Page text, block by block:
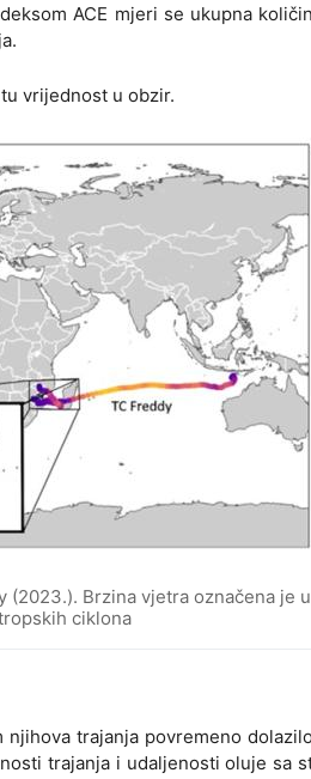
ACE mjeri se ukupna
vrijednost u obzir.
Brzina vjetra označena je
ciklona
trajanja povremeno
trajanja i udaljenosti oluje sa